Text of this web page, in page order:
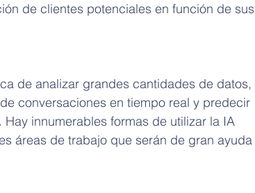
de clientes potenciales en función de sus
de analizar grandes cantidades de datos,
conversaciones en tiempo real y predecir
innumerables formas de utilizar la IA
áreas de trabajo que serán de gran ayuda